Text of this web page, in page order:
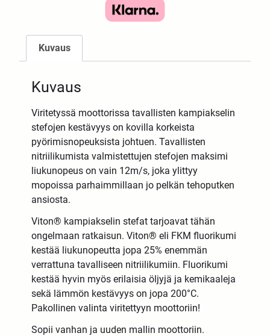
Kuvaus
Kuvaus
Viritetyssä moottorissa tavallisten kampiakselin
stefojen kestävyys on kovilla korkeista
pyörimisnopeuksista johtuen. Tavallisten
nitriilikumista valmistettujen stefojen maksimi
liukunopeus on vain 12m/s, joka ylittyy
mopoissa parhaimmillaan jo pelkän tehoputken
ansiosta.
Viton® kampiakselin stefat tarjoavat tähän
ongelmaan ratkaisun. Viton® eli FKM fluorikumi
kestää liukunopeutta jopa 25% enemmän
verrattuna tavalliseen nitriilikumiin. Fluorikumi
kestää hyvin myös erilaisia öljyjä ja kemikaaleja
sekä lämmön kestävyys on jopa 200°C.
Pakollinen valinta viritettyyn moottoriin!
Sopii vanhan ja uuden mallin moottoriin.